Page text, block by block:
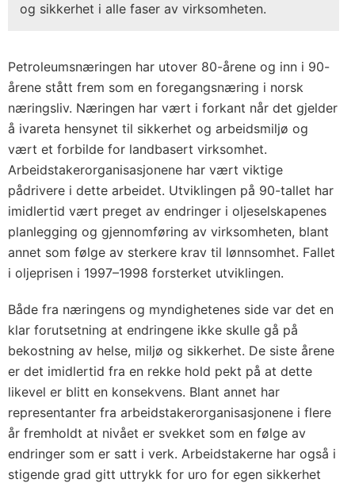
og sikkerhet i alle faser av virksomheten.
Petroleumsnæringen har utover 80-årene og inn i 90-
årene stått frem som en foregangsnæring i norsk
næringsliv. Næringen har vært i forkant når det gjelder
å ivareta hensynet til sikkerhet og arbeidsmiljø og
vært et forbilde for landbasert virksomhet.
Arbeidstakerorganisasjonene har vært viktige
pådrivere i dette arbeidet. Utviklingen på 90-tallet har
imidlertid vært preget av endringer i oljeselskapenes
planlegging og gjennomføring av virksomheten, blant
annet som følge av sterkere krav til lønnsomhet. Fallet
i oljeprisen i 1997–1998 forsterket utviklingen.
Både fra næringens og myndighetenes side var det en
klar forutsetning at endringene ikke skulle gå på
bekostning av helse, miljø og sikkerhet. De siste årene
er det imidlertid fra en rekke hold pekt på at dette
likevel er blitt en konsekvens. Blant annet har
representanter fra arbeidstakerorganisasjonene i flere
år fremholdt at nivået er svekket som en følge av
endringer som er satt i verk. Arbeids­takerne har også i
stigende grad gitt uttrykk for uro for egen sikkerhet